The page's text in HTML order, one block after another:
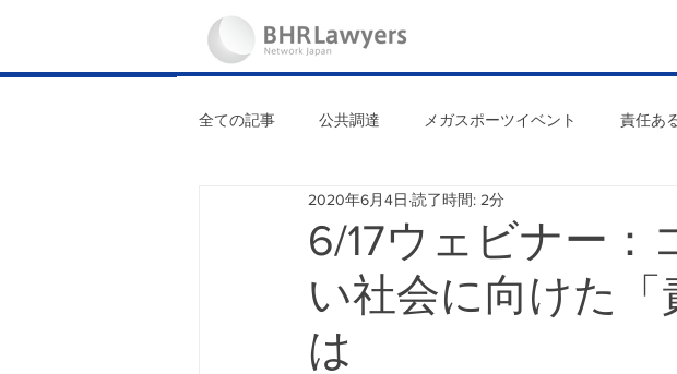
全ての記事 公共調達 メガスポーツイベント 責任あ
非財務情報開示 ガイダンス
国連フォーラム イベント SDGs インタビュー
6/17ウェビナー：
い社会に向けた「
は
2020年6月4日 読了時間: 2分